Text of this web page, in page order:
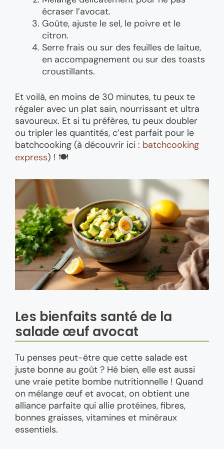
écraser l’avocat.
Goûte, ajuste le sel, le poivre et le
citron.
Serre frais ou sur des feuilles de laitue,
en accompagnement ou sur des toasts
croustillants.
Et voilà, en moins de 30 minutes, tu peux te
régaler avec un plat sain, nourrissant et ultra
savoureux. Et si tu préfères, tu peux doubler
ou tripler les quantités, c’est parfait pour le
batchcooking (à découvrir ici : batchcooking
express) ! 🍽
Les bienfaits santé de la
salade œuf avocat
Tu penses peut-être que cette salade est
juste bonne au goût ? Hé bien, elle est aussi
une vraie petite bombe nutritionnelle ! Quand
on mélange œuf et avocat, on obtient une
alliance parfaite qui allie protéines, fibres,
bonnes graisses, vitamines et minéraux
essentiels.